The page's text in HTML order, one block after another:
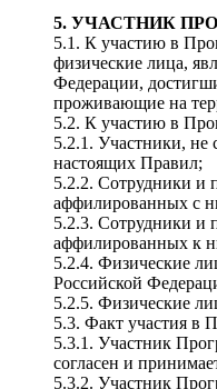
5. УЧАСТНИК
5.1. К участию в
физические лица,
Федерации,
проживающие на
5.2. К участию в
5.2.1. Участники, не
настоящих Правил;
5.2.2. Cотрудники и
аффилированных с
5.2.3. Cотрудники и
аффилированных к
5.2.4. Физические
Российской
5.2.5. Физические
5.3. Факт участия в
5.3.1. Участник
согласен и
5.3.2. Участник